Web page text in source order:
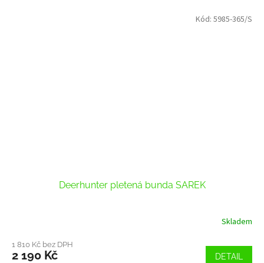
Deerhunter pletená bunda SAREK
Skladem
1 810 Kč bez DPH
2 190 Kč DETAIL
Kód: 5985-365/S